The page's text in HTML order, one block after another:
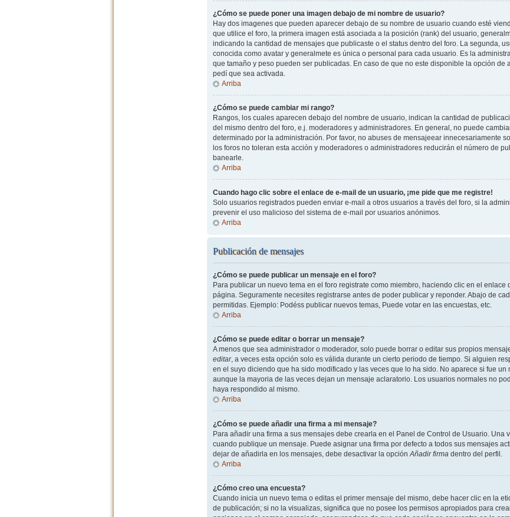
¿Cómo se puede poner una imagen debajo de mi nombre de usuario?
Hay dos imagenes que pueden aparecer debajo de su nombre de usuario cuando esté
que utilice el foro, la primera imagen está asociada a la posición (rank) del usuario,
indicando la cantidad de mensajes que publicaste o el status dentro del foro. La segunda,
conocida como avatar y generalmete es única o personal para cada usuario. Es la
que tamaño y peso pueden ser publicadas. En caso de que no este disponible la opción de
pedí que sea activada.
Arriba
¿Cómo se puede cambiar mi rango?
Rangos, los cuales aparecen debajo del nombre de usuario, indican la cantidad de
del mismo dentro del foro, e.j. moderadores y administradores. En general, no puede
determinado por la administración. Por favor, no abuses de mensajeear innecesariamente
los foros no toleran esta acción y moderadores o administradores reducirán el número de
banearle.
Arriba
Cuando hago clic sobre el enlace de e-mail de un usuario, ¡me pide que me registre!
Solo usuarios registrados pueden enviar e-mail a otros usuarios a través del foro, si la
prevenir el uso malicioso del sistema de e-mail por usuarios anónimos.
Arriba
Publicación de mensajes
¿Cómo se puede publicar un mensaje en el foro?
Para publicar un nuevo tema en el foro registrate como miembro, haciendo clic en el
página. Seguramente necesites registrarse antes de poder publicar y reponder. Abajo de
permitidas. Ejemplo: Podéss publicar nuevos temas, Puede votar en las encuestas, etc.
Arriba
¿Cómo se puede editar o borrar un mensaje?
A menos que sea administrador o moderador, solo puede borrar o editar sus propios
editar, a veces esta opción solo es válida durante un cierto periodo de tiempo. Si alguien
en el suyo diciendo que ha sido modificado y las veces que lo ha sido. No aparece si fue
aunque la mayoria de las veces dejan un mensaje aclaratorio. Los usuarios normales no
haya respondido al mismo.
Arriba
¿Cómo se puede añadir una firma a mi mensaje?
Para añadir una firma a sus mensajes debe crearla en el Panel de Control de Usuario. Una
cuando publique un mensaje. Puede asignar una firma por defecto a todos sus mensajes
dejar de añadirla en los mensajes, debe desactivar la opción Añadir firma dentro del perfil.
Arriba
¿Cómo creo una encuesta?
Cuando inicia un nuevo tema o editas el primer mensaje del mismo, debe hacer clic en la
de publicación; si no la visualizas, significa que no posee los permisos apropiados para